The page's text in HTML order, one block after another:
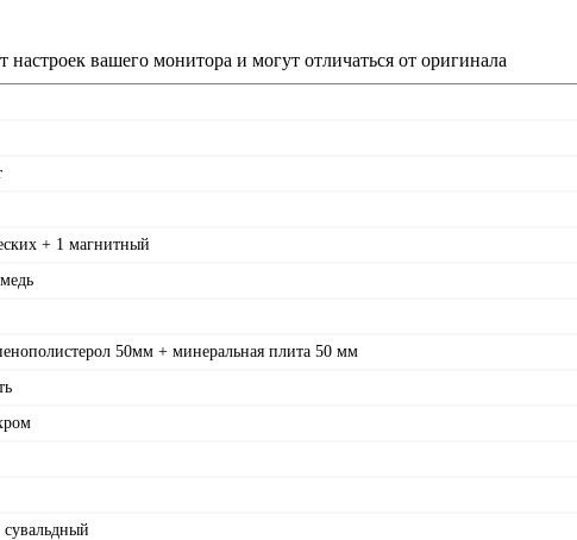
настроек вашего монитора и могут отличаться от оригинала
+ 1 магнитный
50мм + минеральная плита 50 мм